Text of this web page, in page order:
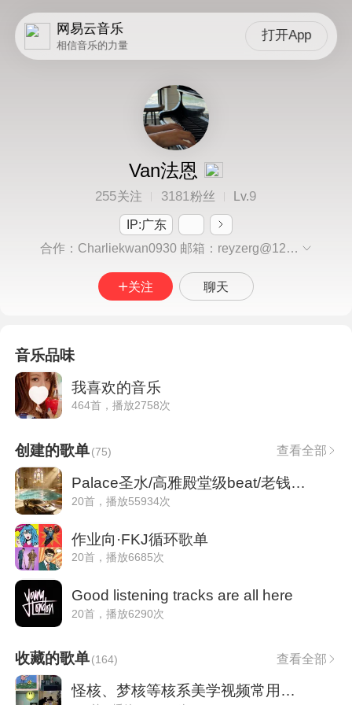
网易云音乐
相信音乐的力量
打开App
Van法恩
255关注 3181粉丝 Lv.9
IP:广东
合作：Charliekwan0930 邮箱：reyzerg@126.com 长期古风+jazz hiphop+实验风……
关注 聊天
音乐品味
我喜欢的音乐
464首，播放2758次
创建的歌单(75) 查看全部
Palace圣水/高雅殿堂级beat/老钱/超跑专用
20首，播放55934次
作业向·FKJ循环歌单
20首，播放6685次
Good listening tracks are all here
20首，播放6290次
收藏的歌单(164) 查看全部
怪核、梦核等核系美学视频常用音乐